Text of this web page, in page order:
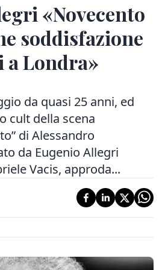
«Novecento
soddisfazione
a Londra»
da quasi 25 anni, ed
cult della scena
di Alessandro
da Eugenio Allegri
Vacis, approda...